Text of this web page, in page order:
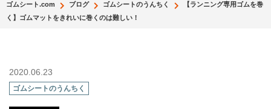
ゴムシート.com ブログ ゴムシートのうんちく
【ランニング専用ゴムを巻
く】ゴムマットをきれいに巻くのは難しい！
2020.06.23
ゴムシートのうんちく